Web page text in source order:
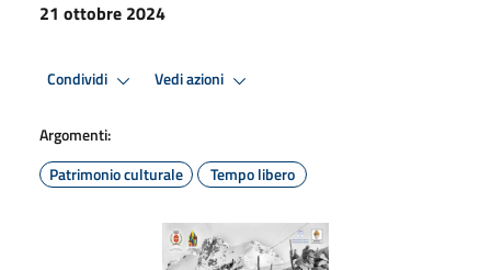
21 ottobre 2024
Condividi Vedi azioni
Argomenti:
Patrimonio culturale
Tempo libero